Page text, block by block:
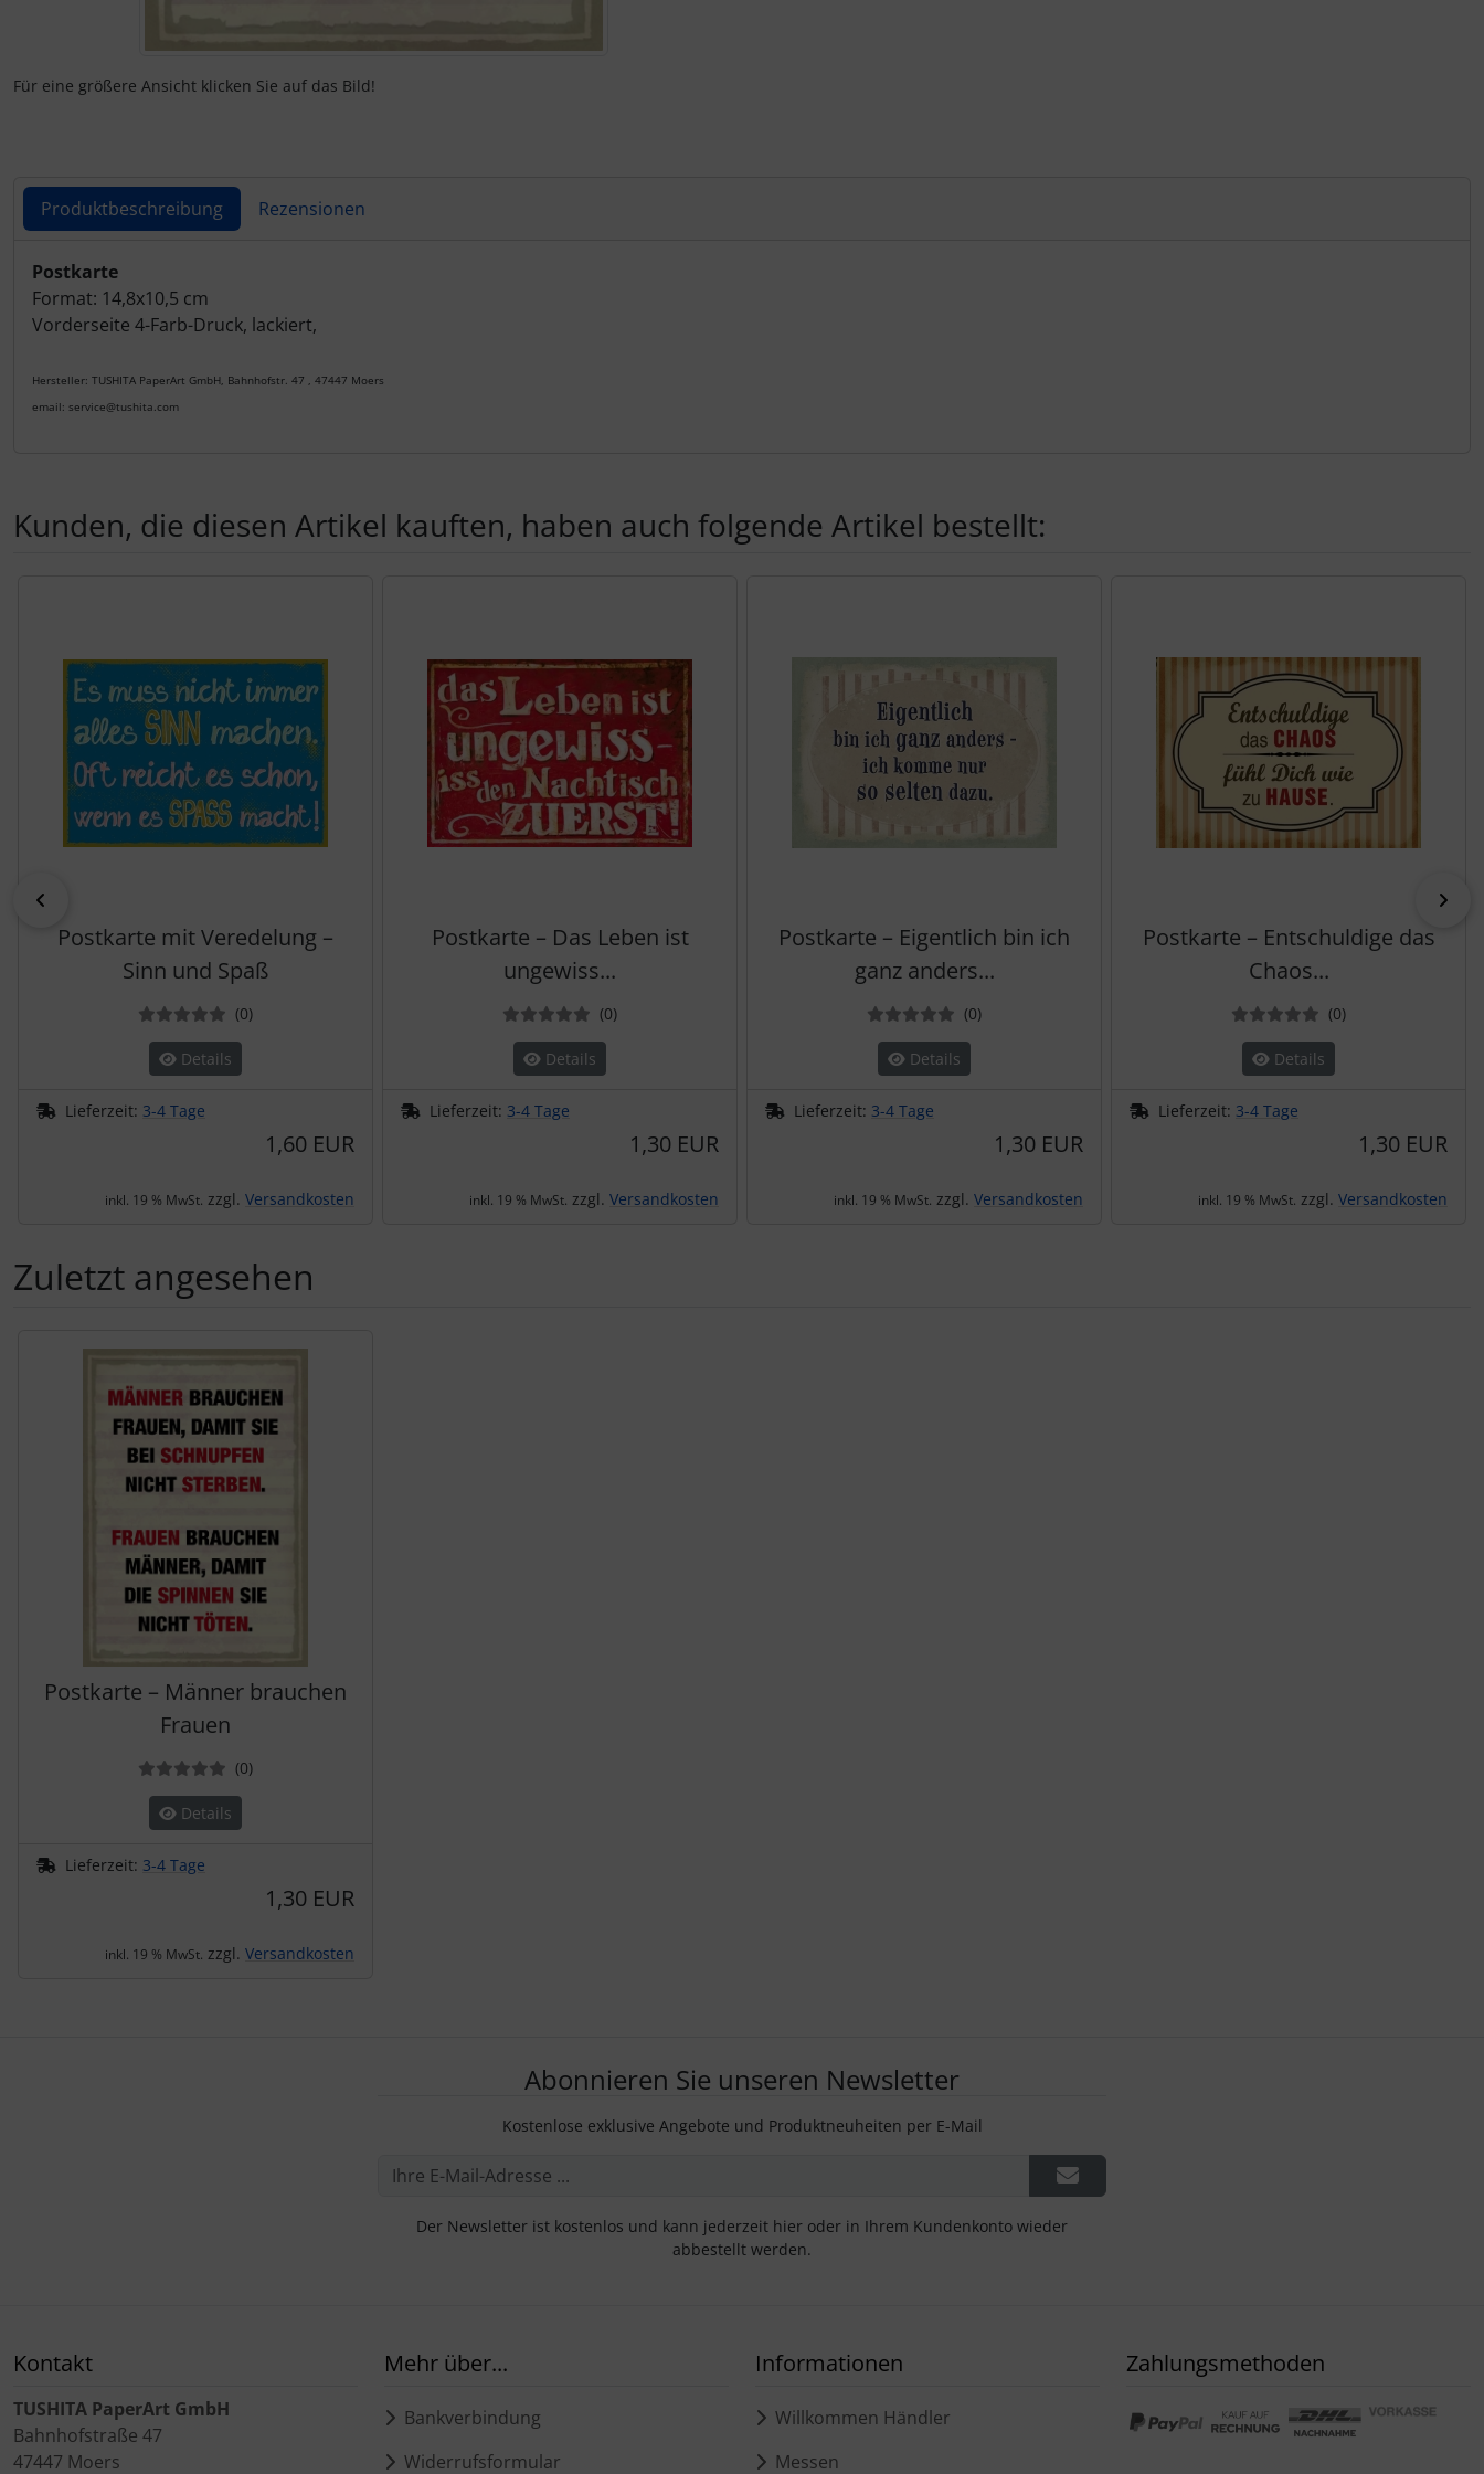
Für eine größere Ansicht klicken Sie auf das Bild!
Produktbeschreibung Rezensionen
Produktbeschreibung
Postkarte
Format: 14,8x10,5 cm
Vorderseite 4-Farb-Druck, lackiert,
Hersteller: TUSHITA PaperArt GmbH, Bahnhofstr. 47 , 47447 Moers
email: service@tushita.com
Kunden, die diesen Artikel kauften, haben auch folgende Artikel bestellt:
Postkarte mit Veredelung –
Sinn und Spaß
(0Bewertungen
)
Details
Lieferzeit: 3-4 Tage
1,60 EUR
inkl. 19 % MwSt. zzgl. Versandkosten
Postkarte – Das Leben ist
ungewiss...
(0Bewertungen
)
Details
Lieferzeit: 3-4 Tage
1,30 EUR
inkl. 19 % MwSt. zzgl. Versandkosten
Postkarte – Eigentlich bin ich
ganz anders...
(0Bewertungen
)
Details
Lieferzeit: 3-4 Tage
1,30 EUR
inkl. 19 % MwSt. zzgl. Versandkosten
Postkarte – Entschuldige das
Chaos...
(0Bewertungen
)
Details
Lieferzeit: 3-4 Tage
1,30 EUR
inkl. 19 % MwSt. zzgl. Versandkosten
Zuletzt angesehen
Postkarte – Männer brauchen
Frauen
(0Bewertungen
)
Details
Lieferzeit: 3-4 Tage
1,30 EUR
inkl. 19 % MwSt. zzgl. Versandkosten
Abonnieren Sie unseren Newsletter
Kostenlose exklusive Angebote und Produktneuheiten per E-Mail
Der Newsletter ist kostenlos und kann jederzeit hier oder in Ihrem Kundenkonto wieder
abbestellt werden.
Kontakt
TUSHITA PaperArt GmbH
Bahnhofstraße 47
47447 Moers
Mehr über...
Bankverbindung
Widerrufsformular
Informationen
Willkommen Händler
Messen
Zahlungsmethoden